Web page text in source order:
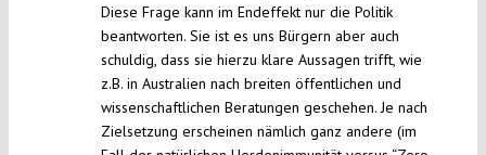
Diese Frage kann im Endeffekt nur die Politik
beantworten. Sie ist es uns Bürgern aber auch
schuldig, dass sie hierzu klare Aussagen trifft, wie
z.B. in Australien nach breiten öffentlichen und
wissenschaftlichen Beratungen geschehen. Je nach
Zielsetzung erscheinen nämlich ganz andere (im